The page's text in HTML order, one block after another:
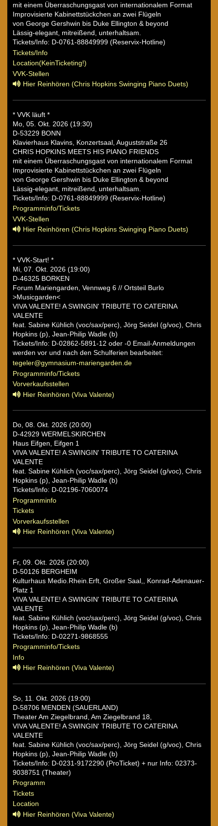
mit einem Überraschungsgast von internationalem Format
Improvisierte Kabinettstückchen an zwei Flügeln
von George Gershwin bis Duke Ellington & beyond
Lässig-elegant, mitreißend, unterhaltsam.
Tickets/Info: D-0761-88849999 (Reservix-Hotline)
Tickets/Info
Location(KeinTicketing!)
VVK-Stellen
Hier Reinhören (Chris Hopkins Swinging Piano Duets)
* VVK läuft *
Mo, 05. Okt. 2026 (19:30)
D-53229 BONN
Klavierhaus Klavins, Konzertsaal, Auguststraße 26
CHRIS HOPKINS MEETS HIS PIANO FRIENDS
mit einem Überraschungsgast von internationalem Format
Improvisierte Kabinettstückchen an zwei Flügeln
von George Gershwin bis Duke Ellington & beyond
Lässig-elegant, mitreißend, unterhaltsam.
Tickets/Info: D-0761-88849999 (Reservix-Hotline)
Programminfo/Tickets
VVK-Stellen
Hier Reinhören (Chris Hopkins Swinging Piano Duets)
* VVK-Start! *
Mi, 07. Okt. 2026 (19:00)
D-46325 BORKEN
Forum Mariengarden, Vennweg 6 // Ortsteil Burlo
>Musicgarden<
VIVA VALENTE! A SWINGIN' TRIBUTE TO CATERINA
VALENTE
feat. Sabine Kühlich (voc/sax/perc), Jörg Seidel (g/voc), Chris
Hopkins (p), Jean-Philip Wadle (b)
Tickets/Info: D-02862-5891-12 oder -0 Email-Anmeldungen
werden vor und nach den Schulferien bearbeitet:
tegeler@gymnasium-mariengarden.de
Programminfo/Tickets
Vorverkaufsstellen
Hier Reinhören (Viva Valente)
Do, 08. Okt. 2026 (20:00)
D-42929 WERMELSKIRCHEN
Haus Eifgen, Eifgen 1
VIVA VALENTE! A SWINGIN' TRIBUTE TO CATERINA
VALENTE
feat. Sabine Kühlich (voc/sax/perc), Jörg Seidel (g/voc), Chris
Hopkins (p), Jean-Philip Wadle (b)
Tickets/Info: D-02196-7060074
Programminfo
Tickets
Vorverkaufsstellen
Hier Reinhören (Viva Valente)
Fr, 09. Okt. 2026 (20:00)
D-50126 BERGHEIM
Kulturhaus Medio.Rhein.Erft, Großer Saal,, Konrad-Adenauer-
Platz 1
VIVA VALENTE! A SWINGIN' TRIBUTE TO CATERINA
VALENTE
feat. Sabine Kühlich (voc/sax/perc), Jörg Seidel (g/voc), Chris
Hopkins (p), Jean-Philip Wadle (b)
Tickets/Info: D-02271-9868555
Programminfo/Tickets
Info
Hier Reinhören (Viva Valente)
So, 11. Okt. 2026 (19:00)
D-58706 MENDEN (SAUERLAND)
Theater Am Ziegelbrand, Am Ziegelbrand 18,
VIVA VALENTE! A SWINGIN' TRIBUTE TO CATERINA
VALENTE
feat. Sabine Kühlich (voc/sax/perc), Jörg Seidel (g/voc), Chris
Hopkins (p), Jean-Philip Wadle (b)
Tickets/Info: D-0231-9172290 (ProTicket) + nur Info: 02373-
9038751 (Theater)
Programm
Tickets
Location
Hier Reinhören (Viva Valente)